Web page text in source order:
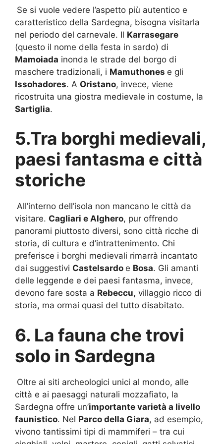
Se si vuole vedere l’aspetto più autentico e
caratteristico della Sardegna, bisogna visitarla
nel periodo del carnevale. Il Karrasegare
(questo il nome della festa in sardo) di
Mamoiada inonda le strade del borgo di
maschere tradizionali, i Mamuthones e gli
Issohadores. A Oristano, invece, viene
ricostruita una giostra medievale in costume, la
Sartiglia.
5.Tra borghi medievali,
paesi fantasma e città
storiche
All’interno dell’isola non mancano le città da
visitare. Cagliari e Alghero, pur offrendo
panorami piuttosto diversi, sono città ricche di
storia, di cultura e d’intrattenimento. Chi
preferisce i borghi medievali rimarrà incantato
dai suggestivi Castelsardo e Bosa. Gli amanti
delle leggende e dei paesi fantasma, invece,
devono fare sosta a Rebeccu, villaggio ricco di
storia, ma ormai quasi del tutto disabitato.
6. La fauna che trovi
solo in Sardegna
Oltre ai siti archeologici unici al mondo, alle
città e ai paesaggi naturali mozzafiato, la
Sardegna offre un’importante varietà a livello
faunistico. Nel Parco della Giara, ad esempio,
vivono tantissimi tipi di mammiferi – tra cui